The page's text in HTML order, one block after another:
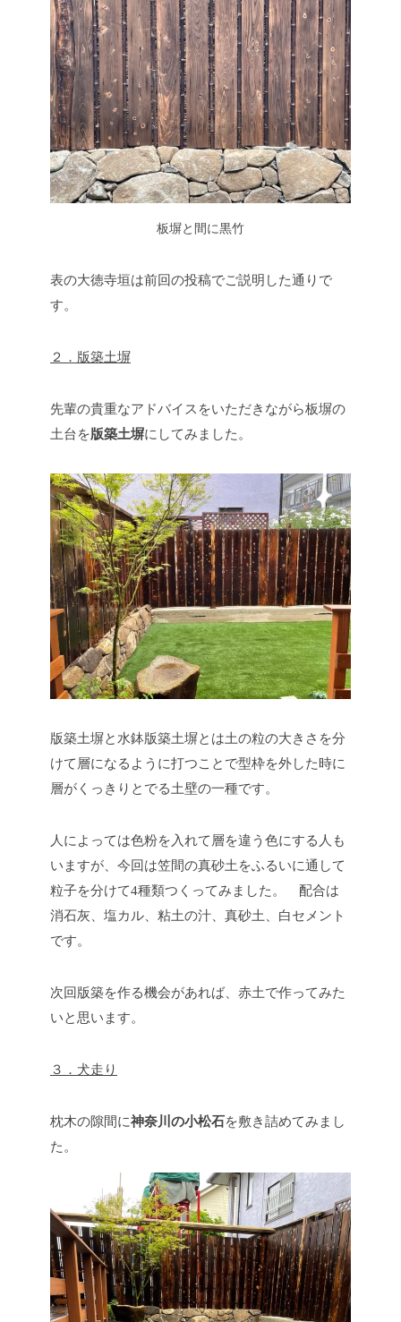
板塀と間に黒竹
表の大徳寺垣は前回の投稿でご説明した通りで
す。
２．版築土塀
先輩の貴重なアドバイスをいただきながら板塀の
土台を版築土塀にしてみました。
版築土塀と水鉢版築土塀とは土の粒の大きさを分
けて層になるように打つことで型枠を外した時に
層がくっきりとでる土壁の一種です。
人によっては色粉を入れて層を違う色にする人も
いますが、今回は笠間の真砂土をふるいに通して
粒子を分けて4種類つくってみました。 配合は
消石灰、塩カル、粘土の汁、真砂土、白セメント
です。
次回版築を作る機会があれば、赤土で作ってみた
いと思います。
３．犬走り
枕木の隙間に神奈川の小松石を敷き詰めてみまし
た。